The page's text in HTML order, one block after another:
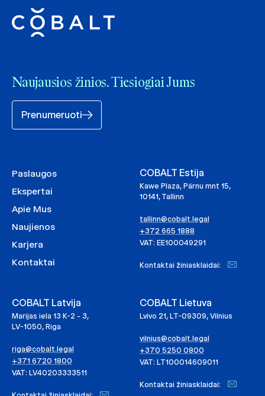
Naujausios žinios. Tiesiogiai Jums
Prenumeruoti
Paslaugos
Ekspertai
Apie Mus
Naujienos
Karjera
Kontaktai
COBALT Estija
Kawe Plaza, Pärnu mnt 15,
10141, Tallinn
tallinn@cobalt.legal
+372 665 1888
VAT: EE100049291
Kontaktai žiniasklaidai:
COBALT Latvija
Marijas iela 13 K-2 - 3,
LV-1050, Riga
riga@cobalt.legal
+371 6720 1800
VAT: LV40203333511
COBALT Lietuva
Lvivo 21, LT-09309, Vilnius
vilnius@cobalt.legal
+370 5250 0800
VAT: LT100014609011
Kontaktai žiniasklaidai: